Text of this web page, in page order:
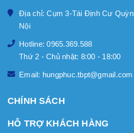
Địa chỉ: Cụm 3-Tái Định Cư
Nội
Hotline: 0965.369.588
Thứ 2 - Chủ nhật: 8:00 - 18:00
Email: hungphuc.tbpt@gmail.com
CHÍNH SÁCH
HỖ TRỢ KHÁCH HÀNG